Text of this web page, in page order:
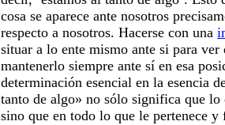
cosa se aparece ante nosotros
respecto a nosotros. Hacerse con una
situar a lo ente mismo ante si para
mantenerlo siempre ante sí en esa
determinación esencial en la esencia
tanto de algo» no sólo significa que lo
sino que en todo lo que le pertenece y